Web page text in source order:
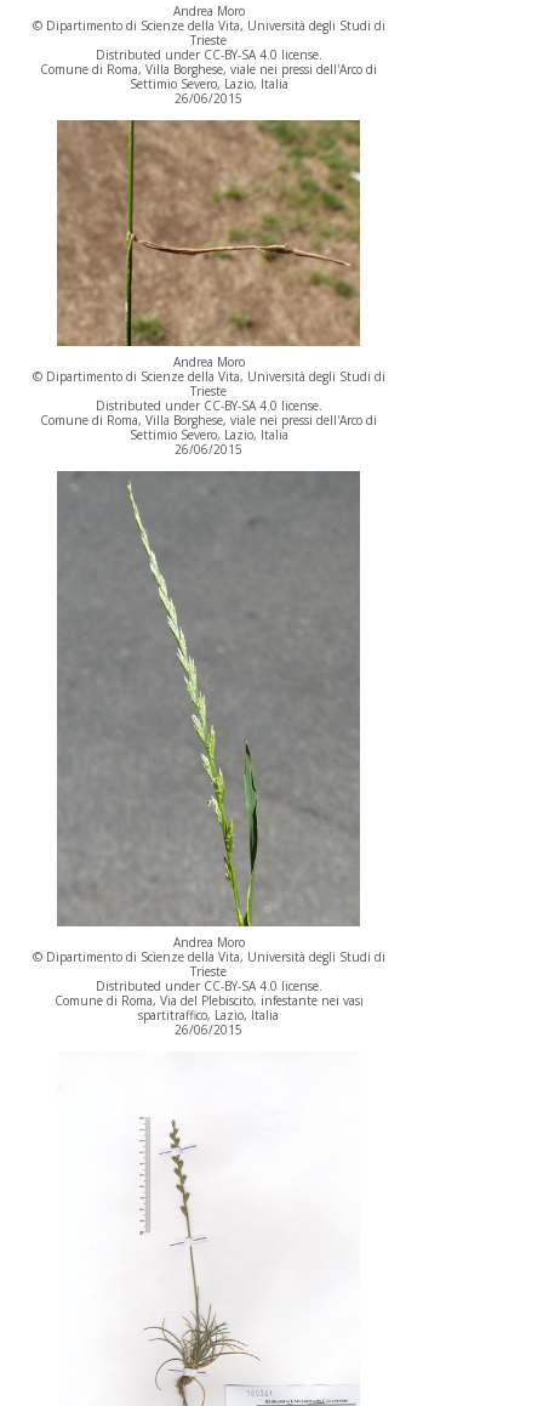
Andrea Moro
© Dipartimento di Scienze della Vita, Università degli Studi di
Trieste
Distributed under CC-BY-SA 4.0 license.
Comune di Roma, Villa Borghese, viale nei pressi dell'Arco di
Settimio Severo, Lazio, Italia
26/06/2015
Andrea Moro
© Dipartimento di Scienze della Vita, Università degli Studi di
Trieste
Distributed under CC-BY-SA 4.0 license.
Comune di Roma, Villa Borghese, viale nei pressi dell'Arco di
Settimio Severo, Lazio, Italia
26/06/2015
Andrea Moro
© Dipartimento di Scienze della Vita, Università degli Studi di
Trieste
Distributed under CC-BY-SA 4.0 license.
Comune di Roma, Via del Plebiscito, infestante nei vasi
spartitraffico, Lazio, Italia
26/06/2015